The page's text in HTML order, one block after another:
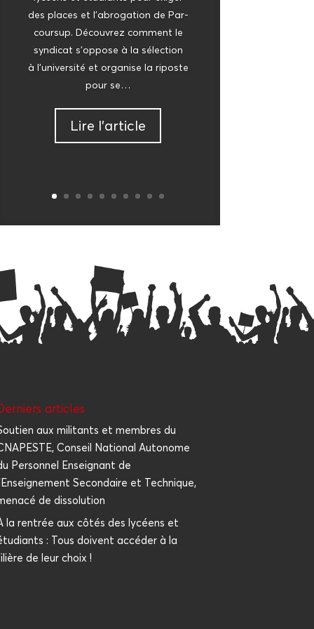
des places et l’a­bro­ga­tion de Par­
cour­sup. Décou­vrez com­ment le
syn­di­cat s’op­pose à la sélec­tion
à l’u­ni­ver­si­té et orga­nise la riposte
pour se…
Lire l’ar­ticle
articles
aux mili­tants et membres du
Conseil Natio­nal Auto­nome
Per­son­nel Ensei­gnant de
Secon­daire et Tech­nique,
de dissolution
la ren­trée aux côtés des lycéens et
: Tous doivent accé­der à la
de leur choix !